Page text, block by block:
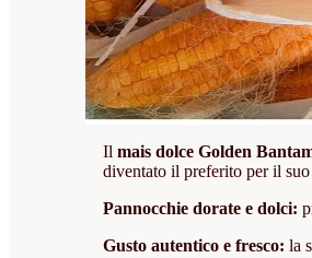
Ilmais dolce Golden
diventato il preferito per il
Pannocchie dorate e dolci:
Gusto autentico e fresco: la